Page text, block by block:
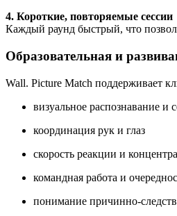
4. Короткие, повторяемые сессии
Каждый раунд быстрый, что
Образовательная и
Wall. Picture Match поддерживает
визуальное распознавание и
координация рук и глаз
скорость реакции и
командная работа и
понимание причинно-